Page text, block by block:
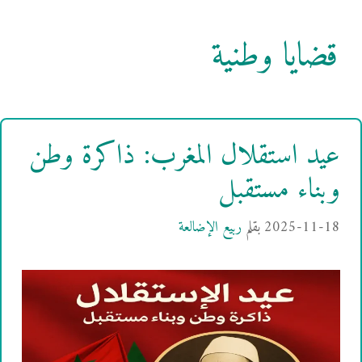
قضايا وطنية
عيد استقلال المغرب: ذاكرة وطن
وبناء مستقبل
2025-11-18بقلم ربيع الإضالعة